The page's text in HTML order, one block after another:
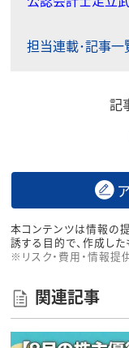
担当連載･記事一
記
本コンテンツは情報の
誘する目的で、作成した
※リスク・費用・情報提
関連記事